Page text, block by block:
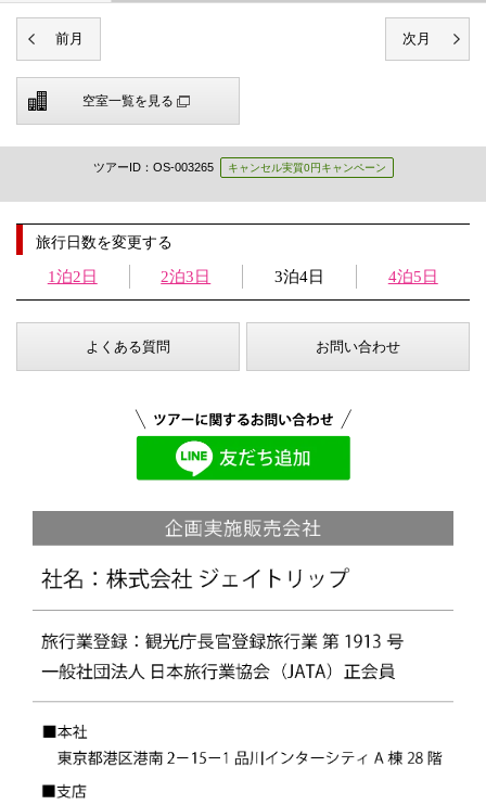
空室一覧を見る
ツアーID：OS-003265 キャンセル実質0円キャンペーン
旅行日数を変更する
1泊2日 2泊3日 3泊4日 4泊5日
よくある質問 お問い合わせ